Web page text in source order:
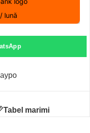
lună
Tabel marimi